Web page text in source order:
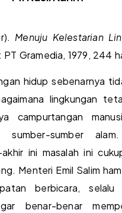
Menuju Kelestarian
PT Gramedia, 1979, 244
hidup sebenarnya
lingkungan
campurtangan
sumber-sumber
ini masalah ini
Menteri Emil Salim
berbicara, selalu
benar-benar